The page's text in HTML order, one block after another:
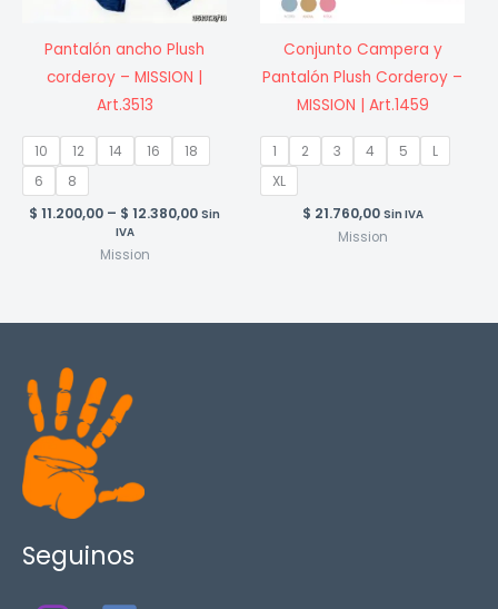
Pantalón ancho Plush
corderoy – MISSION |
Art.3513
10 12 14 16
18
6
8
$ 11.200,00 – $ 12.380,00Price
Sin
IVA
Mission
Conjunto Campera y
Pantalón Plush Corderoy –
MISSION | Art.1459
1 2 3 4 5
L
XL
$ 21.760,00 Sin IVA
Mission
Seguinos